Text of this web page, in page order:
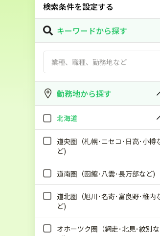
検索条件を設定する
キーワードから探す
勤務地から探す
北海道
道央圏（札幌･ニセコ･日高･小樽
ど)
道南圏（函館･八雲･長万部など)
道北圏（旭川･名寄･富良野･稚内
ど)
オホーツク圏（網走･北見･紋別な